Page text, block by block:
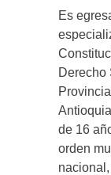
Es
Derecho
de 16
orden